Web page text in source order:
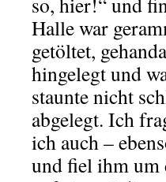
Halle war
getöltet,
hingelegt und
staunte nicht
abgelegt. Ich
ich auch –
und fiel ihm um